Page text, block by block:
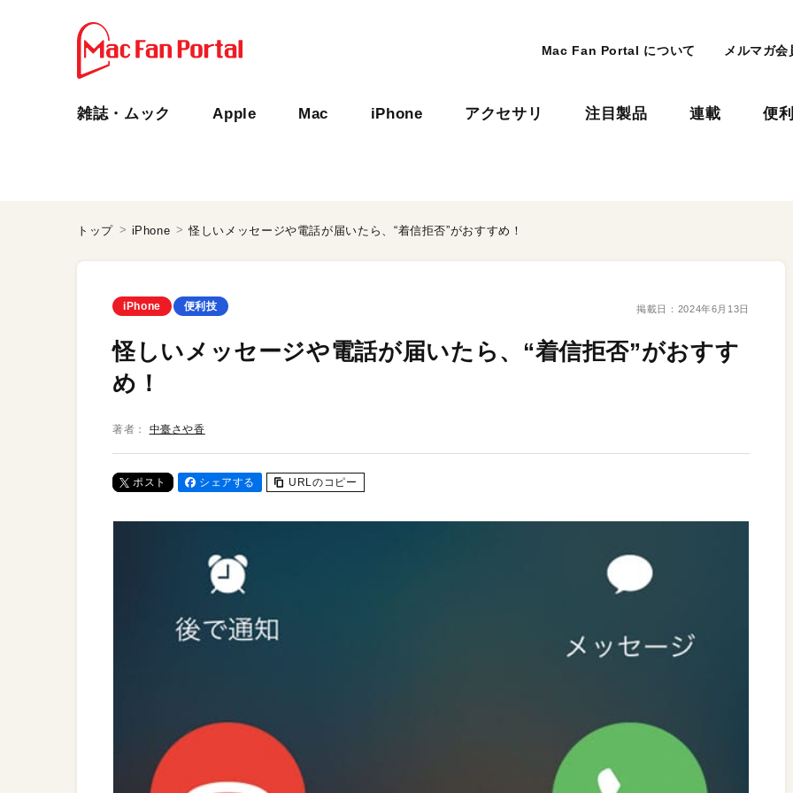
Mac Fan Portal について メルマガ会
雑誌・ムック Apple Mac iPhone アクセサリ 注目製品 連載 便
トップ iPhone 怪しいメッセージや電話が届いたら、“着信拒否”がおすすめ！
iPhone 便利技 掲載日： 2024年6月13日
怪しいメッセージや電話が届いたら、“着信拒否”がおすす
め！
著者： 中臺さや香
ポスト シェアする URLのコピー